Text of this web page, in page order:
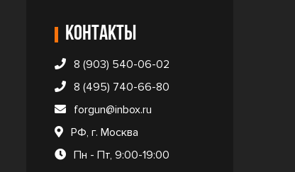
Контакты
8 (903) 540-06-02
8 (495) 740-66-80
forgun@inbox.ru
РФ, г. Москва
Пн - Пт, 9:00-19:00